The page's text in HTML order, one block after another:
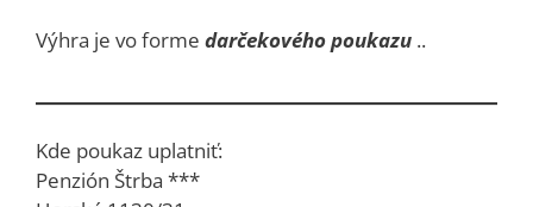
Výhra je vo forme darčekového poukazu ..
Kde poukaz uplatniť:
Penzión Štrba ***